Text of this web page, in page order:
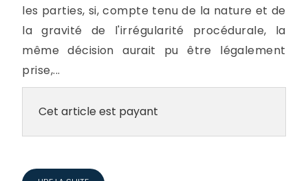
les parties, si, compte tenu de la nature et de
la gravité de l'irrégularité procédurale, la
même décision aurait pu être légalement
prise,...
Cet article est payant